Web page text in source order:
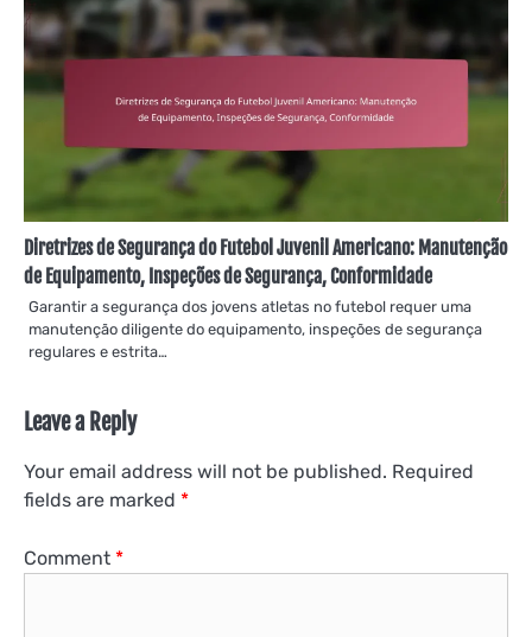
Diretrizes de Segurança do Futebol Juvenil Americano: Manutenção
de Equipamento, Inspeções de Segurança, Conformidade
Garantir a segurança dos jovens atletas no futebol requer uma
manutenção diligente do equipamento, inspeções de segurança
regulares e estrita…
Leave a Reply
Your email address will not be published. Required
fields are marked *
Comment *